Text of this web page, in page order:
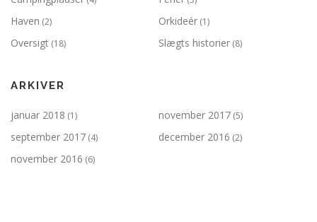
Haven (2) Orkideér (1)
Oversigt (18) Slægts historier (8)
ARKIVER
januar 2018 (1) november 2017 (5)
september 2017 (4) december 2016 (2)
november 2016 (6)